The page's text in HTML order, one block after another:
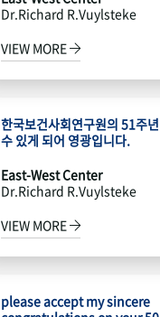
Dr.Richard R.Vuylsteke
VIEW MORE
한국보건사회연구원의 51주
수 있게 되어 영광입니다.
East-West Center
Dr.Richard R.Vuylsteke
VIEW MORE
please accept my sincere